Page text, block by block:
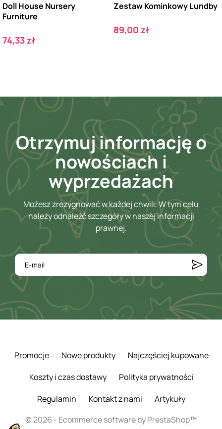
Doll House Nursery
Furniture
Cena
74,33 zł
Zestaw Kominkowy Lundby
Cena
89,00 zł
Otrzymuj informację o
nowościach i
wyprzedażach
Możesz zrezygnować w każdej chwili. W tym celu
należy odnaleźć szczegóły w naszej informacji
prawnej.
Promocje Nowe produkty
Najczęściej kupowane
Koszty i czas dostawy
Polityka prywatności
Regulamin
Kontakt z nami
Artykuły
© 2026 - Ecommerce software by PrestaShop™